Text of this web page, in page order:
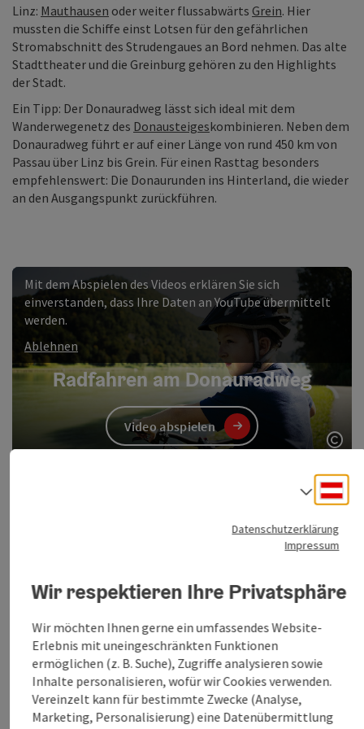
Linz: Mauthausen oder weiter flussabwärts Grein. Hier
mussten die Schiffe einst Lotsen für den gefährlichen
Stromabschnitt des Strudengaues an Bord nehmen. Das alte
Stadttheater und die Greinburg gehören zu den Highlights
der Stadt.
Ein Tipp: Der Donauradweg lässt sich ideal mit dem
Wanderwegenetz des Donausteigeskombinieren. Neben dem
Donauradweg führt er auf einer Länge von rund 450 km von
Passau über Linz bis Grein. Für einen Rasttag besonders
empfehlenswert: Die Donaurunden ins Hinterland, die wieder
an den Ausgangspunkt zurückführen.
Radfahren am Donauradweg
Video abspielen
Mit dem Abspielen des Videos erklären Sie sich
einverstanden, dass Ihre Daten an YouTube übermittelt
werden.
Ablehnen
Radverleihstellen am Donauradweg
Datenschutzerklärung
Impressum
Wir respektieren Ihre Privatsphäre
Wir möchten Ihnen gerne ein umfassendes Website-
Erlebnis mit uneingeschränkten Funktionen
ermöglichen (z. B. Suche), Zugriffe analysieren sowie
Inhalte personalisieren, wofür wir Cookies verwenden.
Vereinzelt kann für bestimmte Zwecke (Analyse,
Marketing, Personalisierung) eine Datenübermittlung